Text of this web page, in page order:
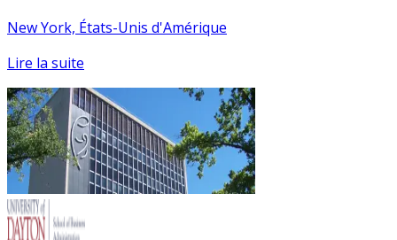
New York, États-Unis d'Amérique
Lire la suite